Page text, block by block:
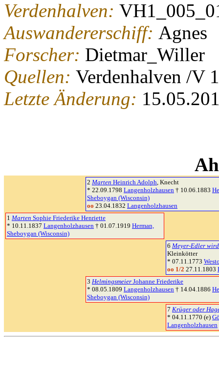
Verdenhalven:
Auswandererschiff: Agnes
Forscher: Dietmar_Willer
Quellen: Verdenhalven /V
Letzte Änderung:
2 Marten Heinrich Adolph, Knecht
* 22.09.1798 Langenholzhausen † 10.06.1883
Sheboygan (Wisconsin)
oo 23.04.1832 Langenholzhausen
1 Marten Sophie Friederike Henriette
* 10.11.1837 Langenholzhausen † 01.07.1919 Herman,
Sheboygan (Wisconsin)
6 Meyer-Edler
Kleinkötter
* 07.11.1773
oo 1/2 27.11.1803
3 Helmingsmeier Johanne Friederike
* 08.05.1809 Langenholzhausen † 14.04.1886
Sheboygan (Wisconsin)
7 Krüger oder
* 04.11.1770 (e)
Langenholzhausen